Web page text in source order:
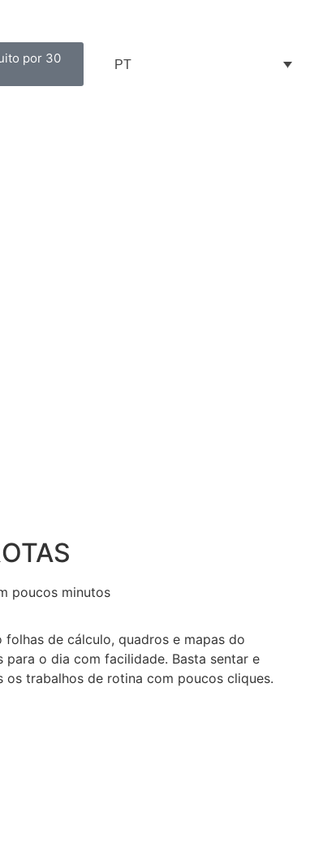
por 30 PT
poucos minutos
de cálculo, quadros e mapas do
o dia com facilidade. Basta sentar e
trabalhos de rotina com poucos cliques.